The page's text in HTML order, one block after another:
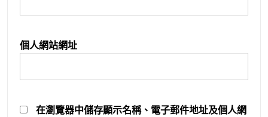
個人網站網址
在瀏覽器中儲存顯示名稱、電子郵件地址及個人網